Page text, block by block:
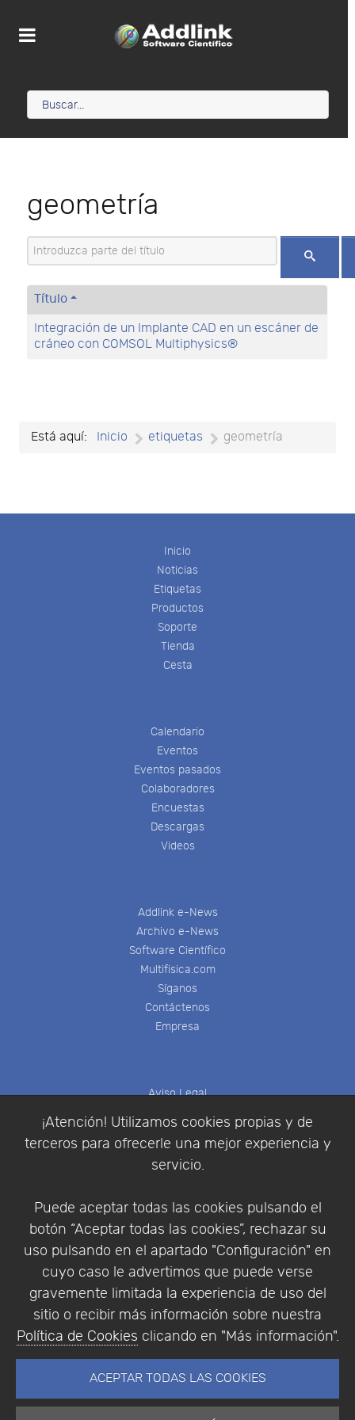
¡Atención! Utilizamos cookies propias y de
terceros para ofrecerle una mejor experiencia y
servicio.
Puede aceptar todas las cookies pulsando el
botón “Aceptar todas las cookies”, rechazar su
uso pulsando en el apartado "Configuración" en
cuyo caso le advertimos que puede verse
gravemente limitada la experiencia de uso del
sitio o recibir más información sobre nuestra
Política de Cookies clicando en "Más información".
ACEPTAR TODAS LAS COOKIES
geometría
Introduzca parte del título
Título
Integración de un Implante CAD en un escáner de
cráneo con COMSOL Multiphysics®
Está aquí: Inicio etiquetas geometría
Inicio
Noticias
Etiquetas
Productos
Soporte
Tienda
Cesta
Calendario
Eventos
Eventos pasados
Colaboradores
Encuestas
Descargas
Videos
Addlink e-News
Archivo e-News
Software Científico
Multifisica.com
Síganos
Contáctenos
Empresa
Aviso Legal
Política de Privacidad
Condiciones de compra
Identificarse
Empresa|Aviso Legal| Política de Privacidad |
Política de Cookies
© Copyright 1994 - 2026. Addlink Software
Científico, S.L.
Portugal.